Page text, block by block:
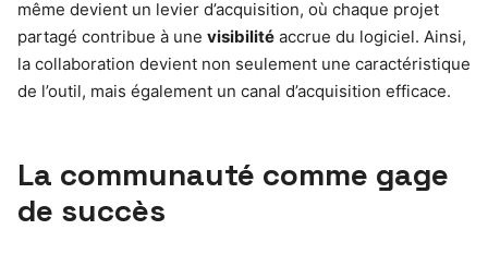
même devient un levier d’acquisition, où chaque projet
partagé contribue à une visibilité accrue du logiciel. Ainsi,
la collaboration devient non seulement une caractéristique
de l’outil, mais également un canal d’acquisition efficace.
La communauté comme gage
de succès